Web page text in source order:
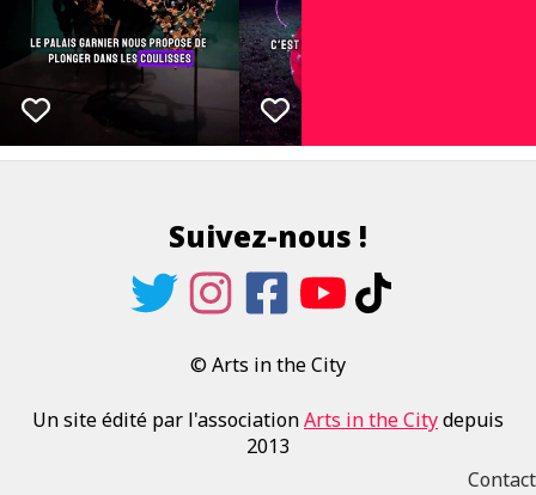
Suivez-nous !
© Arts in the City
Un site édité par l'associationArts in the Citydepuis
2013
Contact